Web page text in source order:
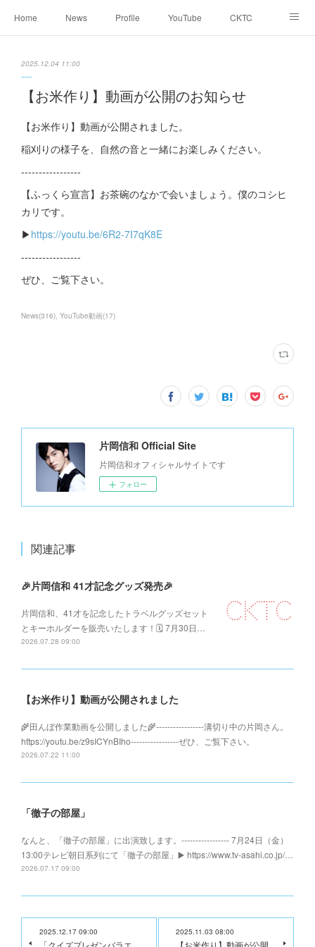
Home News Profile YouTube CKTC
2025.12.04 11:00
【お米作り】動画が公開のお知らせ
【お米作り】動画が公開されました。
稲刈りの様子を、自然の音と一緒にお楽しみください。
-----------------
【ふっくら宣言】お茶碗のなかで会いましょう。僕のコシヒ
カリです。
▶︎ https://youtu.be/6R2-7I7qK8E
-----------------
ぜひ、ご覧下さい。
News(316) YouTube動画(17)
片岡信和 Official Site
片岡信和オフィシャルサイトです
フォロー
関連記事
🎉片岡信和 41才記念グッズ発売🎉
片岡信和、41才を記念したトラベルグッズセット
とキーホルダーを販売いたします！🗓️ 7月30日…
2026.07.28 09:00
【お米作り】動画が公開されました
🌾田んぼ作業動画を公開しました🌾-----------------溝切り中の片岡さん。
https://youtu.be/z9sICYnBIho-----------------ぜひ、ご覧下さい。
2026.07.22 11:00
「徹子の部屋」
なんと、「徹子の部屋」に出演致します。----------------- 7月24日（金）
13:00テレビ朝日系列にて「徹子の部屋」▶️ https://www.tv-asahi.co.jp/…
2026.07.17 09:00
2025.12.17 09:00
「クイズプレゼンバラエ
2025.11.03 08:00
【お米作り】動画が公開